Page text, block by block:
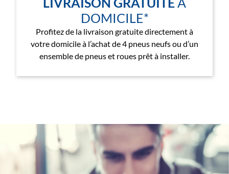
DOMICILE*
Profitez de la livraison gratuite directement à
votre domicile à l’achat de 4 pneus neufs ou d’un
ensemble de pneus et roues prêt à installer.